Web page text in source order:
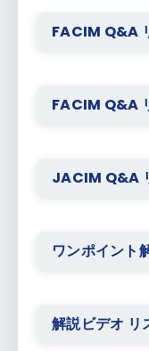
FACIM Q&A
FACIM Q&A
JACIM Q&A
ワンポイント
解説ビデオ リ